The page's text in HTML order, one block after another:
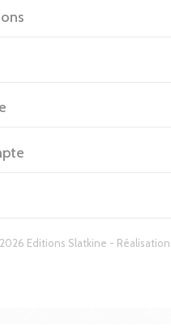
Editions Slatkine - Réalisation